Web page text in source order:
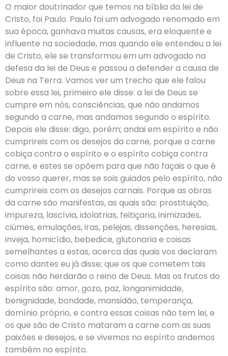
O maior doutrinador que temos na bíblia da lei de
Cristo, foi Paulo. Paulo foi um advogado renomado em
sua época, ganhava muitas causas, era eloquente e
influente na sociedade, mas quando ele entendeu a lei
de Cristo, ele se transformou em um advogado na
defesa da lei de Deus e passou a defender a causa de
Deus na Terra. Vamos ver um trecho que ele falou
sobre essa lei, primeiro ele disse: a lei de Deus se
cumpre em nós, consciências, que não andamos
segundo a carne, mas andamos segundo o espírito.
Depois ele disse: digo, porém; andai em espírito e não
cumprireis com os desejos da carne, porque a carne
cobiça contra o espírito e o espírito cobiça contra
carne, e estes se opõem para que não façais o que é
do vosso querer, mas se sois guiados pelo espírito, não
cumprireis com os desejos carnais. Porque as obras
da carne são manifestas, as quais são: prostituição,
impureza, lascívia, idolatrias, feitiçaria, inimizades,
ciúmes, emulações, iras, pelejas, dissenções, heresias,
inveja, homicídio, bebedice, glutonaria e coisas
semelhantes a estas, acerca das quais vos declaram
como dantes eu já disse; que os que cometem tais
coisas não herdarão o reino de Deus. Mas os frutos do
espírito são: amor, gozo, paz, longanimidade,
benignidade, bondade, mansidão, temperança,
domínio próprio, e contra essas coisas não tem lei, e
os que são de Cristo mataram a carne com as suas
paixões e desejos, e se vivemos no espírito andemos
também no espírito.